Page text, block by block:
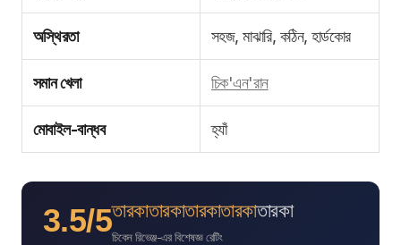
অস্থিরতা সহজ, মাঝারি, কঠিন, হার্ডকোর
সমান খেলা চিক'এন'রান
মোবাইল-বান্ধব হ্যাঁ
3.5/5তারকাতারকাতারকাতারকাতারকা
চিকেন রিভেঞ্জ-এর বিশেষজ্ঞ রেটিং